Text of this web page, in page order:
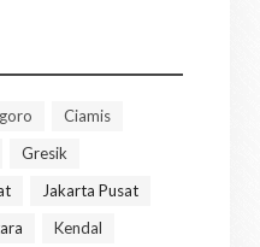
Ciamis
Gresik
Jakarta Pusat
Kendal